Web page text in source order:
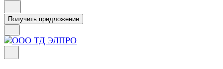
Получить предложение